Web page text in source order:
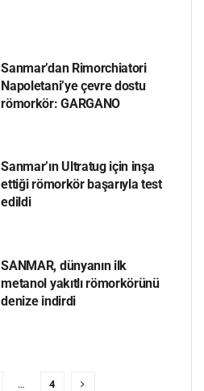
Sanmar’dan Rimorchiatori
Napoletani’ye çevre dostu
römorkör: GARGANO
Sanmar’ın Ultratug için inşa
ettiği römorkör başarıyla test
edildi
SANMAR, dünyanın ilk
metanol yakıtlı römorkörünü
denize indirdi
… 4